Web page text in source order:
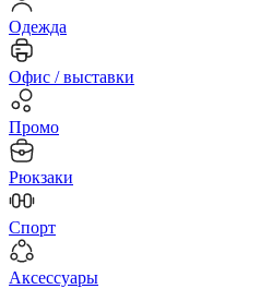
Одежда
Офис / выставки
Промо
Рюкзаки
Спорт
Аксессуары